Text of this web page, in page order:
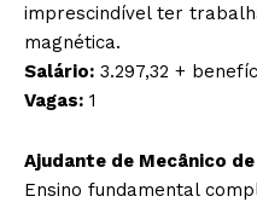
imprescindível ter
magnética.
Salário: 3.297,32 +
Vagas: 1
Ajudante de Mecânico
Ensino fundamental